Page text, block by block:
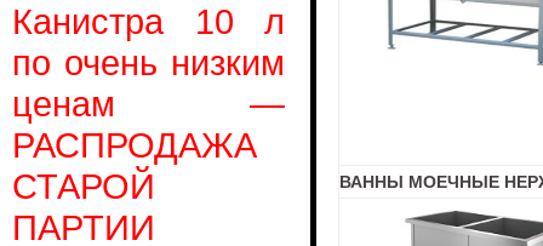
Канистра 10 л
по очень низким
ценам —
РАСПРОДАЖА
СТАРОЙ
ПАРТИИ
ВАННЫ МОЕЧНЫЕ